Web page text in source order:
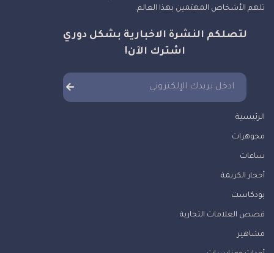
تلهم الأشخاص المهتمين بهذا العالم.
لتصلكم النشرة الاخبارية بشكل دوري
اشترك الآن!
الرئيسية
مجوهرات
ساعات
أحجار الكريمة
بودكاست
قصص العلامات التجارية
مشاهير